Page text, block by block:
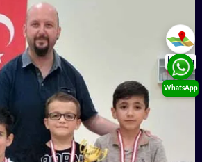
İletişim
WhatsApp